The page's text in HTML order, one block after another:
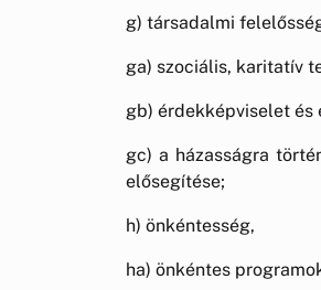
g) társadalmi
ga) szociális, karitatív
gb) érdekképviselet és
gc) a házasságra
elősegítése;
h) önkéntesség,
ha) önkéntes